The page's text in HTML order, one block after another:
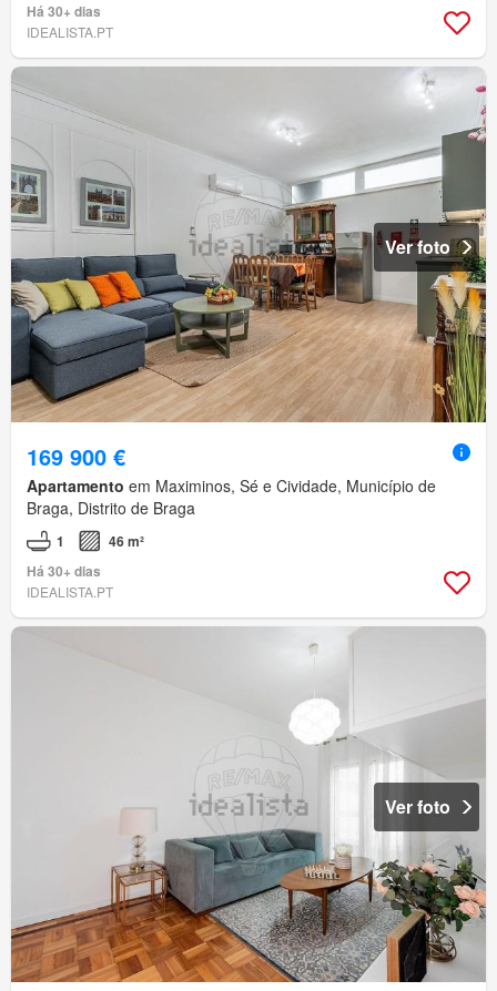
Há 30+ dias
IDEALISTA.PT
Ver foto
169 900 €
Apartamento em Maximinos, Sé e Cividade, Município de
Braga, Distrito de Braga
1
46 m²
Há 30+ dias
IDEALISTA.PT
Ver foto